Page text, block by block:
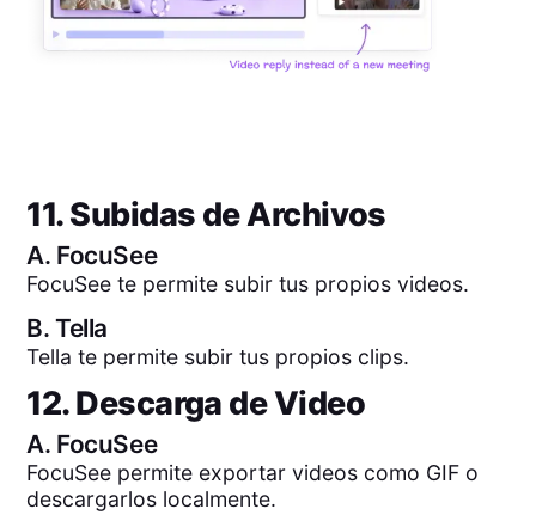
11. Subidas de Archivos
A. FocuSee
FocuSee te permite subir tus propios videos.
B.Tella
Tella te permite subir tus propios clips.
12. Descarga de Video
A. FocuSee
FocuSee permite exportar videos como GIF o
descargarlos localmente.